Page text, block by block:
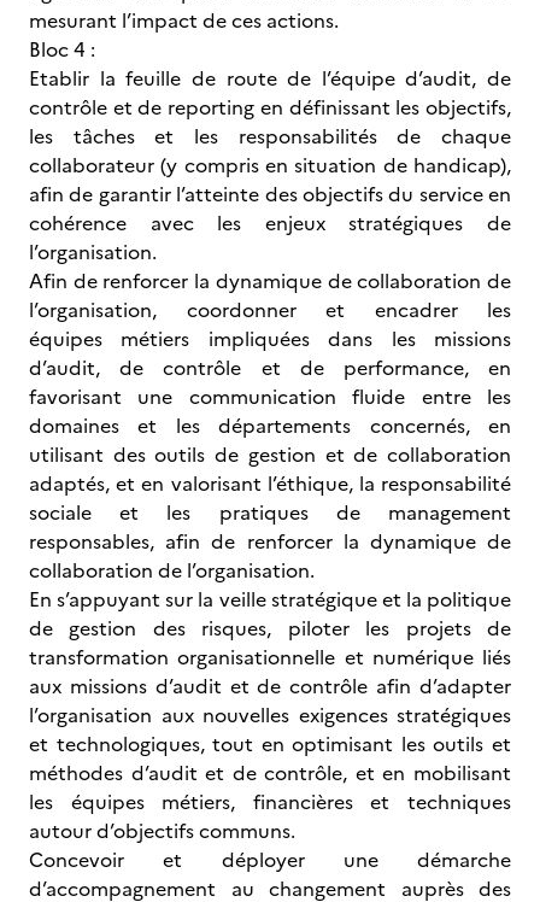
mesurant l’impact de ces actions.
Bloc 4 :
Etablir la feuille de route de l’équipe d’audit, de
contrôle et de reporting en définissant les objectifs,
les tâches et les responsabilités de chaque
collaborateur (y compris en situation de handicap),
afin de garantir l’atteinte des objectifs du service en
cohérence avec les enjeux stratégiques de
l’organisation.
Afin de renforcer la dynamique de collaboration de
l’organisation, coordonner et encadrer les
équipes métiers impliquées dans les missions
d’audit, de contrôle et de performance, en
favorisant une communication fluide entre les
domaines et les départements concernés, en
utilisant des outils de gestion et de collaboration
adaptés, et en valorisant l’éthique, la responsabilité
sociale et les pratiques de management
responsables, afin de renforcer la dynamique de
collaboration de l’organisation.
En s’appuyant sur la veille stratégique et la politique
de gestion des risques, piloter les projets de
transformation organisationnelle et numérique liés
aux missions d’audit et de contrôle afin d’adapter
l’organisation aux nouvelles exigences stratégiques
et technologiques, tout en optimisant les outils et
méthodes d’audit et de contrôle, et en mobilisant
les équipes métiers, financières et techniques
autour d’objectifs communs.
Concevoir et déployer une démarche
d’accompagnement au changement auprès des